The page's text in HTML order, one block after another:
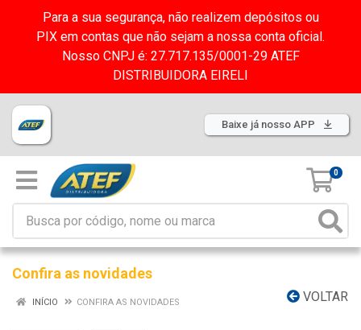
Para a sua segurança, não realizem depósitos ou
PIX em contas que não sejam a nossa conta oficial.
Nosso CNPJ é: 27.717.135/0001-29 ATEF
DISTRIBUIDORA EIRELI
Baixe já nosso APP
0
Confira as novidades
VOLTAR
INÍCIO CONFIRA AS NOVIDADES